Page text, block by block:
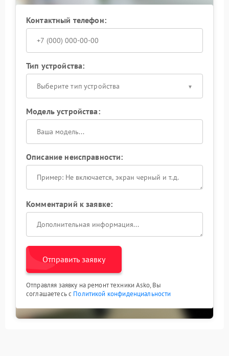
Контактный телефон:
Тип устройства:
Выберите тип устройства
Модель устройства:
Описание неисправности:
Комментарий к заявке:
Отправить заявку
Отправляя заявку на ремонт техники Asko, Вы
соглашаетесь с Политикой конфиденциальности